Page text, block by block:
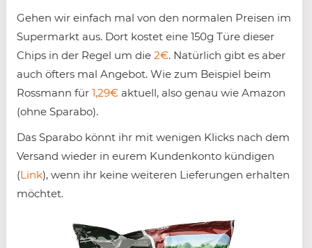
Gehen wir einfach mal von den normalen Preisen im
Supermarkt aus. Dort kostet eine 150g Türe dieser
Chips in der Regel um die 2€. Natürlich gibt es aber
auch öfters mal Angebot. Wie zum Beispiel beim
Rossmann für 1,29€ aktuell, also genau wie Amazon
(ohne Sparabo).
Das Sparabo könnt ihr mit wenigen Klicks nach dem
Versand wieder in eurem Kundenkonto kündigen
(Link), wenn ihr keine weiteren Lieferungen erhalten
möchtet.